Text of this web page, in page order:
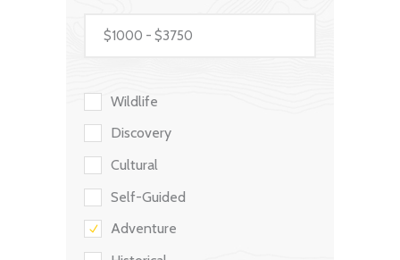
Wildlife
Discovery
Cultural
Self-Guided
Adventure